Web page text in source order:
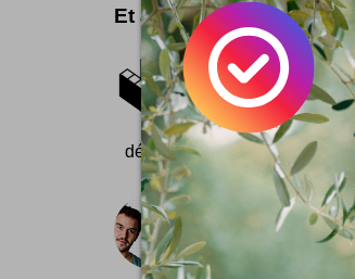
Et aussi ...
Kopimisme
Envie de
que la fabrication
désormais un nouveau
Made by Belgians
Made by Belgians
qui présente des